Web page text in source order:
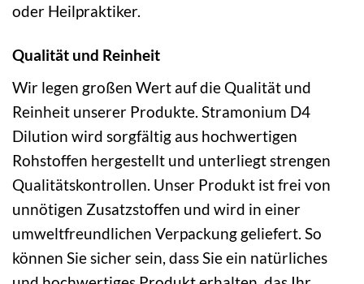
oder Heilpraktiker.
Qualität und Reinheit
Wir legen großen Wert auf die Qualität und
Reinheit unserer Produkte. Stramonium D4
Dilution wird sorgfältig aus hochwertigen
Rohstoffen hergestellt und unterliegt strengen
Qualitätskontrollen. Unser Produkt ist frei von
unnötigen Zusatzstoffen und wird in einer
umweltfreundlichen Verpackung geliefert. So
können Sie sicher sein, dass Sie ein natürliches